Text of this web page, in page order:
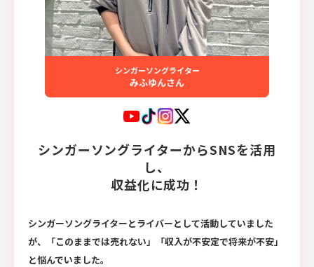
シンガーソングライター
みふゆんさん
シンガーソングライターからSNSを活用
し、
収益化に成功！
シンガーソングライターとライバーとして活動していました
が、「このままでは売れない」「収入が不安定で将来が不安」
と悩んでいました。